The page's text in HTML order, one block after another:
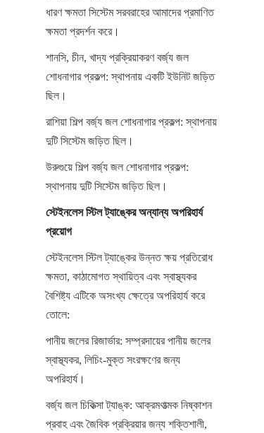
ধারণ ক্ষমতা সিস্টেম সরবরাহের আমাদের প্রমাণিত
ক্ষমতা প্রদর্শন করে।
শানসি, চীন, খাদ্য প্রক্রিয়াকরণ বর্জ্য জল
শোধনাগার প্রকল্প: স্থাপনায় একটি ইউনিট জড়িত
ছিল।
রাশিয়া শিল্প বর্জ্য জল শোধনাগার প্রকল্প: স্থাপনায়
দুটি সিস্টেম জড়িত ছিল।
উরুগুয়ে শিল্প বর্জ্য জল শোধনাগার প্রকল্প:
স্থাপনায় দুটি সিস্টেম জড়িত ছিল।
স্টেইনলেস স্টিল ট্যাঙ্কের অন্যান্য অপরিহার্য
প্রয়োগ
স্টেইনলেস স্টিল ট্যাঙ্কের উন্নত ক্ষয় প্রতিরোধ
ক্ষমতা, কাঠামোগত স্থায়িত্ব এবং স্বাস্থ্যকর
বৈশিষ্ট্য এটিকে অসংখ্য ক্ষেত্রে অপরিহার্য করে
তোলে:
পানীয় জলের রিজার্ভার: সম্প্রদায়ের পানীয় জলের
স্বাস্থ্যকর, লিচিং-মুক্ত সংরক্ষণের জন্য
অপরিহার্য।
বর্জ্য জল চিকিত্সা ট্যাঙ্ক: আক্রমণাত্মক নিষ্কাশন
প্রবাহ এবং জৈবিক প্রক্রিয়ার জন্য শক্তিশালী,